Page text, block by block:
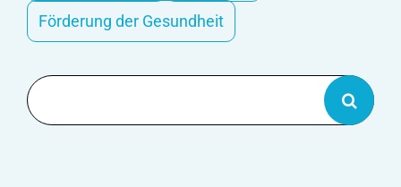
Förderung der Gesundheit
nach: